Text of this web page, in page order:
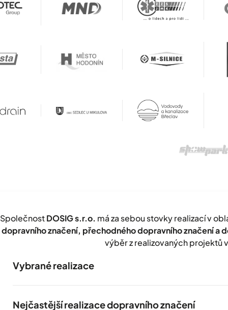
SpolečnostDOSIG s.r.o. má za sebou stovky realizací v
dopravního značení, přechodného dopravního značení a
výběr z realizovaných projektů
Vybrané realizace
Nejčastější realizace dopravního značení